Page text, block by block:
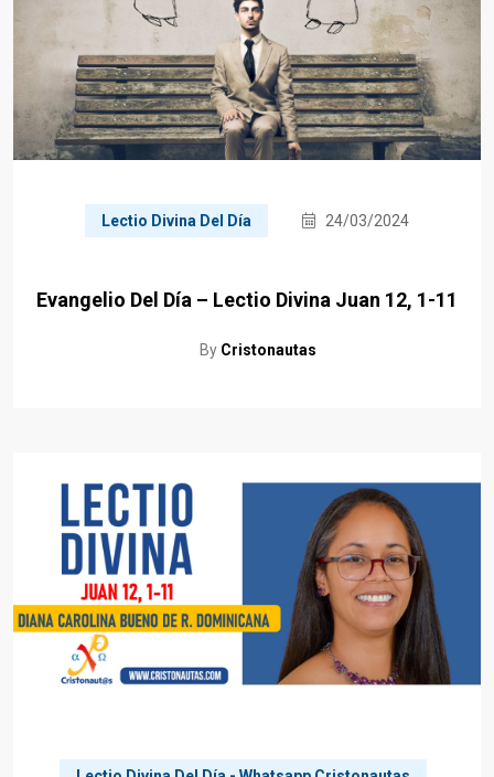
Lectio Divina Del Día 24/03/2024
Evangelio Del Día – Lectio Divina Juan 12, 1-11
By Cristonautas